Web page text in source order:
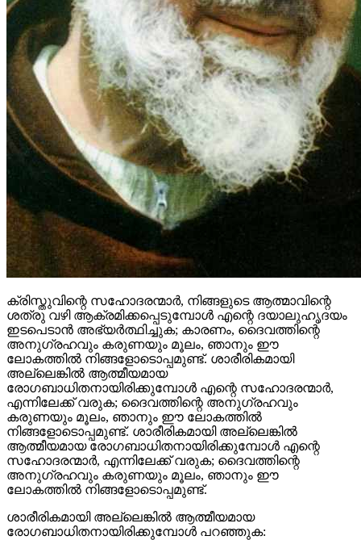
ക്രിസ്തുവിന്റെ സഹോദരന്മാർ, നിങ്ങളുടെ ആത്മാവിന്റെ
ശത്രു വഴി ആക്രമിക്കപ്പെടുമ്പോൾ എന്റെ ദയാലുഹൃദയം
ഇടപെടാൻ അഭ്യർത്ഥിച്ചുക; കാരണം, ദൈവത്തിന്റെ
അനുഗ്രഹവും കരുണയും മൂലം, ഞാനും ഈ
ലോകത്തിൽ നിങ്ങളോടൊപ്പമുണ്ട്. ശാരീരികമായി
അല്ലെങ്കിൽ ആത്മീയമായ
രോഗബാധിതനായിരിക്കുമ്പോൾ എന്റെ സഹോദരന്മാർ,
എന്നിലേക്ക് വരുക; ദൈവത്തിന്റെ അനുഗ്രഹവും
കരുണയും മൂലം, ഞാനും ഈ ലോകത്തിൽ
നിങ്ങളോടൊപ്പമുണ്ട്. ശാരീരികമായി അല്ലെങ്കിൽ
ആത്മീയമായ രോഗബാധിതനായിരിക്കുമ്പോൾ എന്റെ
സഹോദരന്മാർ, എന്നിലേക്ക് വരുക; ദൈവത്തിന്റെ
അനുഗ്രഹവും കരുണയും മൂലം, ഞാനും ഈ
ലോകത്തിൽ നിങ്ങളോടൊപ്പമുണ്ട്.
ശാരീരികമായി അല്ലെങ്കിൽ ആത്മീയമായ
രോഗബാധിതനായിരിക്കുമ്പോൾ പറഞ്ഞുക: